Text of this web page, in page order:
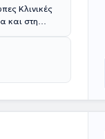
Κλινικές
και στη
την
Κλινική
for
με πιο